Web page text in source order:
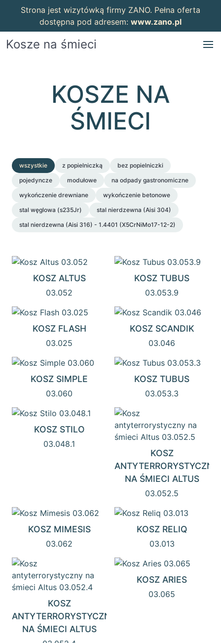
Strona jest wizytówką firmy ZANO. Pełna oferta
dostępna pod adresem: www.zano.pl
Kosze na śmieci
KOSZE NA
ŚMIECI
wszystkie z popielniczką
bez popielniczki
pojedyncze
modułowe
na odpady gastronomiczne
wykończenie drewniane
wykończenie betonowe
stal węglowa (s235Jr)
stal nierdzewna (Aisi 304)
stal nierdzewna (Aisi 316) - 1.4401 (X5CrNiMo17-12-2)
KOSZ ALTUS
03.052
KOSZ TUBUS
03.053.9
KOSZ FLASH
03.025
KOSZ SCANDIK
03.046
KOSZ SIMPLE
03.060
KOSZ TUBUS
03.053.3
KOSZ STILO
03.048.1
KOSZ
ANTYTERRORYSTYCZNY
NA ŚMIECI ALTUS
03.052.5
KOSZ MIMESIS
03.062
KOSZ RELIQ
03.013
KOSZ
ANTYTERRORYSTYCZNY
NA ŚMIECI ALTUS
KOSZ ARIES
03.065